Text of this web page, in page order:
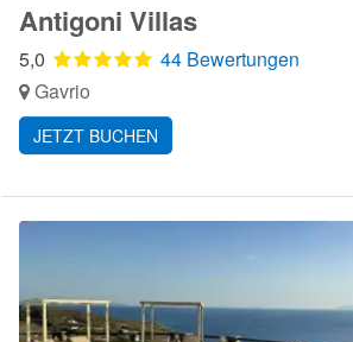
Antigoni Villas
5,0
44 Bewertungen
Gavrio
JETZT BUCHEN